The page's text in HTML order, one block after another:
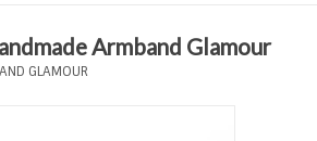
Armband Glamour
GLAMOUR